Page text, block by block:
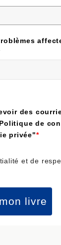
des
de
privée"*
et de
livre